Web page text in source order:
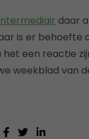
daar
is er behoefte
een reactie
weekblad van